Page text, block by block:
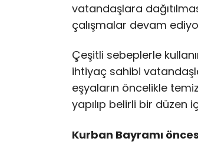
vatandaşlara
çalışmalar devam
Çeşitli sebeplerle
ihtiyaç sahibi
eşyaların öncelikle
yapılıp belirli bir düzen
Kurban Bayramı